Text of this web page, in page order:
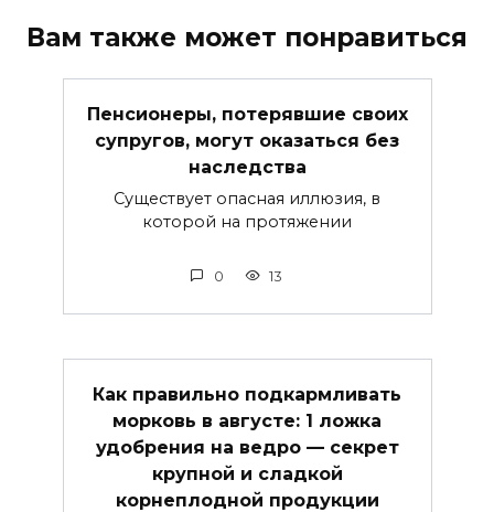
Вам также может понравиться
Пенсионеры, потерявшие своих
супругов, могут оказаться без
наследства
Существует опасная иллюзия, в
которой на протяжении
0 13
Как правильно подкармливать
морковь в августе: 1 ложка
удобрения на ведро — секрет
крупной и сладкой
корнеплодной продукции